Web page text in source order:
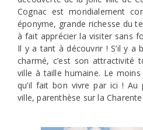
Cognac est mondialement
éponyme, grande richesse du
à fait apprécier la visiter sans
Il y a tant à découvrir ! S’il y a
charmé, c’est son attractivité
ville à taille humaine. Le moins
qu’il fait bon vivre par ici ! Au
ville, parenthèse sur la